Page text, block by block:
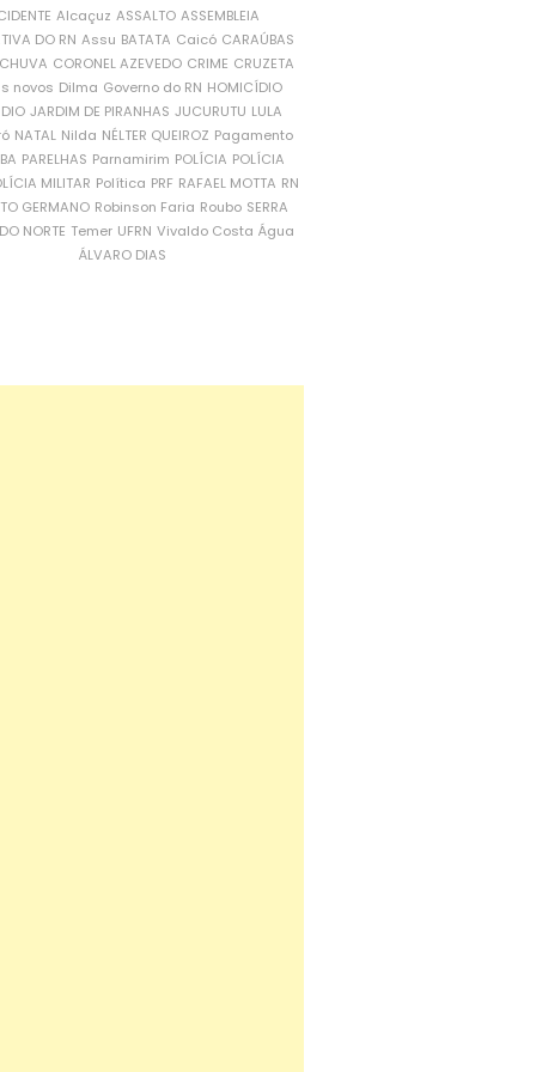
Alcaçuz ASSALTO ASSEMBLEIA
DO RN Assu BATATA Caicó CARAÚBAS
CORONEL AZEVEDO CRIME CRUZETA
novos Dilma Governo do RN HOMICÍDIO
JARDIM DE PIRANHAS JUCURUTU LULA
NATAL Nilda NÉLTER QUEIROZ Pagamento
PARELHAS Parnamirim POLÍCIA POLÍCIA
MILITAR Política PRF RAFAEL MOTTA RN
GERMANO Robinson Faria Roubo SERRA
NORTE Temer UFRN Vivaldo Costa Água
ÁLVARO DIAS